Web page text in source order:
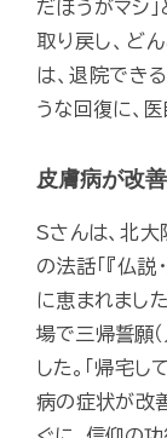
だほうがマシ
取り戻し、ど
は、退院でき
うな回復に、医
皮膚病が改善
Sさんは、北
の法話「『仏
に恵まれまし
場で三帰誓願
した。「帰宅
病の症状が改